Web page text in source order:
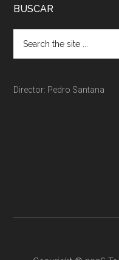
BUSCAR
Director: Pedro Santana